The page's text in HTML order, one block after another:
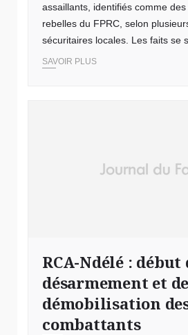
assaillants, identifiés comme
rebelles du FPRC, selon
sécuritaires locales. Les faits se
SAVOIR PLUS
RCA-Ndélé : début
désarmement et
démobilisation
combattants